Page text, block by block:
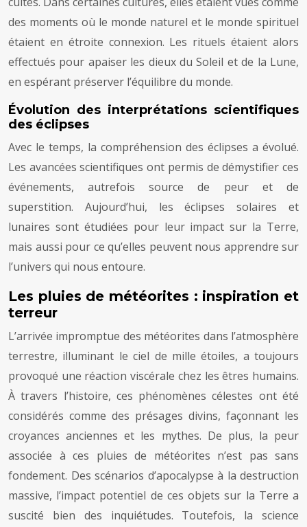
des moments où le monde naturel et le monde spirituel
étaient en étroite connexion. Les rituels étaient alors
effectués pour apaiser les dieux du Soleil et de la Lune,
en espérant préserver l’équilibre du monde.
Évolution des interprétations scientifiques
des éclipses
Avec le temps, la compréhension des éclipses a évolué.
Les avancées scientifiques ont permis de démystifier ces
événements, autrefois source de peur et de
superstition. Aujourd’hui, les éclipses solaires et
lunaires sont étudiées pour leur impact sur la Terre,
mais aussi pour ce qu’elles peuvent nous apprendre sur
l’univers qui nous entoure.
Les pluies de météorites : inspiration et
terreur
L’arrivée impromptue des météorites dans l’atmosphère
terrestre, illuminant le ciel de mille étoiles, a toujours
provoqué une réaction viscérale chez les êtres humains.
À travers l’histoire, ces phénomènes célestes ont été
considérés comme des présages divins, façonnant les
croyances anciennes et les mythes. De plus, la peur
associée à ces pluies de météorites n’est pas sans
fondement. Des scénarios d’apocalypse à la destruction
massive, l’impact potentiel de ces objets sur la Terre a
suscité bien des inquiétudes. Toutefois, la science